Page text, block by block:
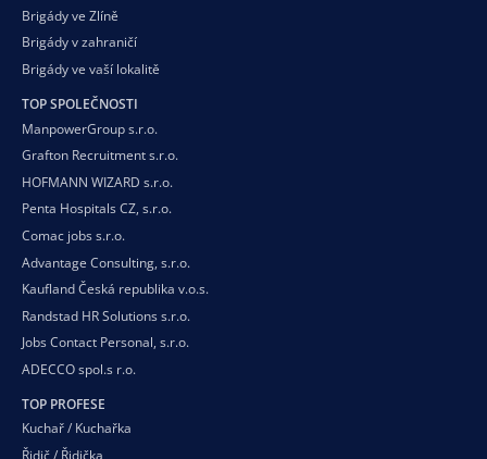
Brigády ve Zlíně
Brigády v zahraničí
Brigády ve vaší lokalitě
TOP SPOLEČNOSTI
ManpowerGroup s.r.o.
Grafton Recruitment s.r.o.
HOFMANN WIZARD s.r.o.
Penta Hospitals CZ, s.r.o.
Comac jobs s.r.o.
Advantage Consulting, s.r.o.
Kaufland Česká republika v.o.s.
Randstad HR Solutions s.r.o.
Jobs Contact Personal, s.r.o.
ADECCO spol.s r.o.
TOP PROFESE
Kuchař / Kuchařka
Řidič / Řidička